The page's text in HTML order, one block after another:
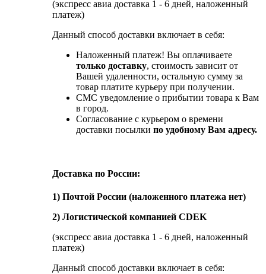
(экспресс авиа доставка 1 - 6 дней, наложенный
платеж)
Данный способ доставки включает в себя:
Наложенный платеж! Вы оплачиваете
только доставку, стоимость зависит от
Вашей удаленности, остальную сумму за
товар платите курьеру при получении.
СМС уведомление о прибытии товара к Вам
в город.
Согласование с курьером о времени
доставки посылки по удобному Вам адресу.
Доставка по России:
1) Почтой России (наложенного платежа нет)
2) Логистической компанией CDEK
(экспресс авиа доставка 1 - 6 дней, наложенный
платеж)
Данный способ доставки включает в себя: